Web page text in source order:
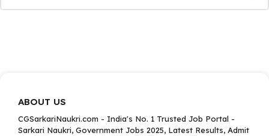
ABOUT US
CGSarkariNaukri.com - India's No. 1 Trusted Job Portal -
Sarkari Naukri, Government Jobs 2025, Latest Results, Admit